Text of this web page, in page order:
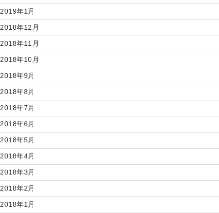
2019年1月
2018年12月
2018年11月
2018年10月
2018年9月
2018年8月
2018年7月
2018年6月
2018年5月
2018年4月
2018年3月
2018年2月
2018年1月